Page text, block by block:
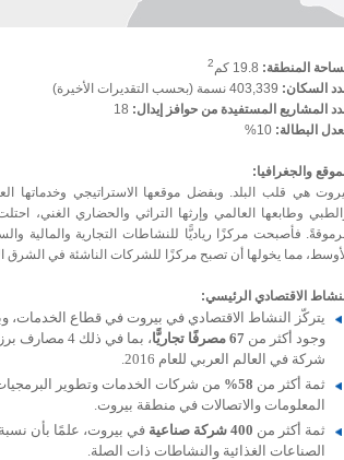
المنطقة: 19.8 كم2
السكان: 403,339 نسمة (بحسب التقديرات الأخيرة)
المشاريع المستفيدة من حوافز إيدال: 18
البطالة:10%
والجغرافيا:
هي قلب البلد. وبفضل موقعها الاستراتيجي وخدماتها
وطابعها العالمي وإرثها التراثي والحضاري الغني،
فأصبحت مركزًا رياديًّا للنشاطات التجارية والمالية
مما يخولها أن تصبح مركزًا للشركات الناشئة في الشرق
الاقتصادي الرئيسي:
يتركّز النشاط الاقتصادي في بيروت في قطاع الخدمات،
وجود أكثر من 67 مصرفًا تجاريًّا
شركة في العالم العربي للعام 2016.
ثمة أكثر من 58%
من شركات الخدمات وتطوير
المعلومات والاتصالات في منطقة بيروت.
ثمة أكثر من 400 شركة صناعية
الصناعات الغذائية والنشاطات ذات الصلة.